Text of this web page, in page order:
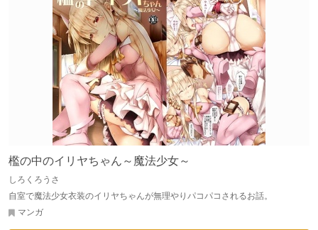
檻の中のイリヤちゃん～魔法少女～
しろくろうさ
自室で魔法少女衣装のイリヤちゃんが無理やりパコパコされるお話。
マンガ